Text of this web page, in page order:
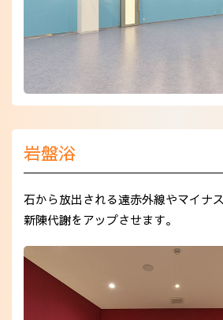
岩盤浴
石から放出される遠赤外線やマイナ
新陳代謝をアップさせます。